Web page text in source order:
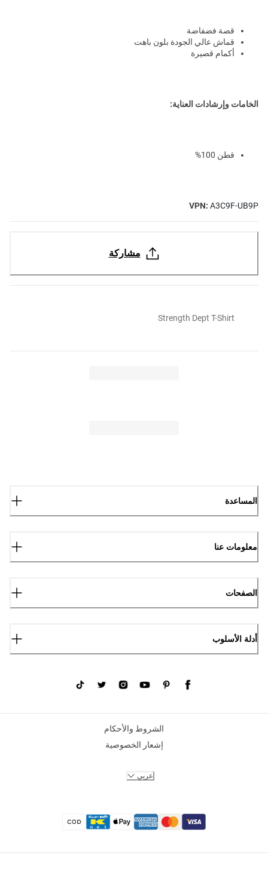
قصة فضفاضة
قماش عالي الجودة بلون باهت
أكمام قصيرة
الخامات وإرشادات العناية:
قطن 100%
VPN: A3C9F-UB9P
مشاركة
Strength Dept T-Shirt
المساعدة
معلومات عنا
الصفحات
أدلة الأسلوب
الشروط والأحكام
إشعار الخصوصية
عربي